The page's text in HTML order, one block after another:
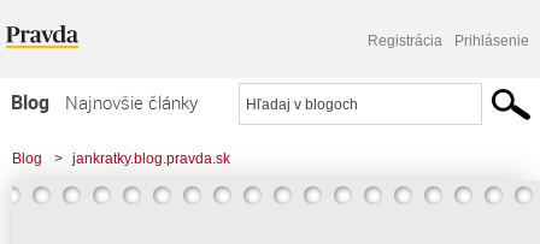
Registrácia Prihlásenie
Blog
Najnovšie články
Najčítanejšie články
Najkomentovanejšie články
Blog > jankratky.blog.pravda.sk